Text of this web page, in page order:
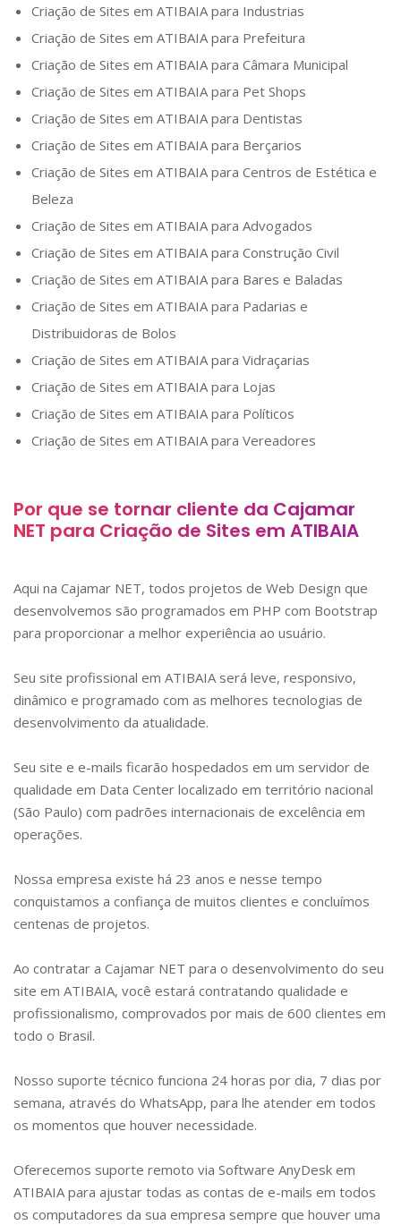
Criação de Sites em ATIBAIApara Industrias
Criação de Sites em ATIBAIApara Prefeitura
Criação de Sites em ATIBAIApara Câmara Municipal
Criação de Sites em ATIBAIApara Pet Shops
Criação de Sites em ATIBAIApara Dentistas
Criação de Sites em ATIBAIApara Berçarios
Criação de Sites em ATIBAIApara Centros de Estética e
Beleza
Criação de Sites em ATIBAIApara Advogados
Criação de Sites em ATIBAIApara Construção Civil
Criação de Sites em ATIBAIApara Bares e Baladas
Criação de Sites em ATIBAIApara Padarias e
Distribuidoras de Bolos
Criação de Sites em ATIBAIApara Vidraçarias
Criação de Sites em ATIBAIApara Lojas
Criação de Sites em ATIBAIApara Políticos
Criação de Sites em ATIBAIApara Vereadores
Por que se tornar cliente da Cajamar
NET para Criação de Sites em ATIBAIA
Aqui na Cajamar NET, todos projetos de Web Design que
desenvolvemos são programados em PHP com Bootstrap
para proporcionar a melhor experiência ao usuário.
Seu site profissional em ATIBAIAserá leve, responsivo,
dinâmico e programado com as melhores tecnologias de
desenvolvimento da atualidade.
Seu site e e-mails ficarão hospedados em um servidor de
qualidade em Data Center localizado em território nacional
(São Paulo) com padrões internacionais de excelência em
operações.
Nossa empresa existe há 23 anos e nesse tempo
conquistamos a confiança de muitos clientes e concluímos
centenas de projetos.
Ao contratar a Cajamar NET para o desenvolvimento do seu
site em ATIBAIA, você estará contratando qualidade e
profissionalismo, comprovados por mais de 600 clientes em
todo o Brasil.
Nosso suporte técnico funciona 24 horas por dia, 7 dias por
semana, através do WhatsApp, para lhe atender em todos
os momentos que houver necessidade.
Oferecemos suporte remoto via Software AnyDesk em
ATIBAIApara ajustar todas as contas de e-mails em todos
os computadores da sua empresa sempre que houver uma